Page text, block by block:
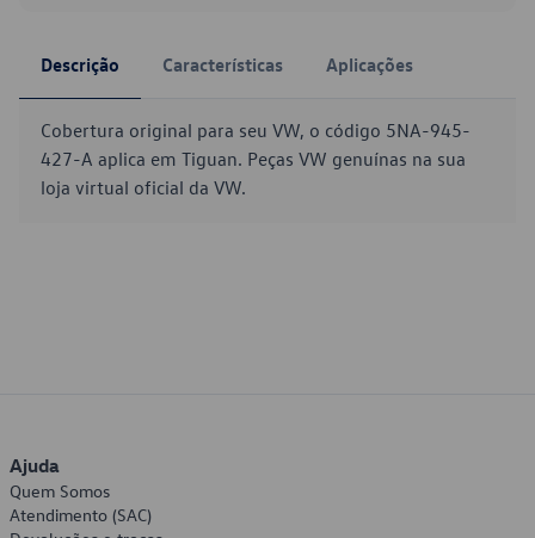
Descrição Características Aplicações
Cobertura original para seu VW, o código 5NA-945-
427-A aplica em Tiguan. Peças VW genuínas na sua
loja virtual oficial da VW.
Ajuda
Quem Somos
Atendimento (SAC)